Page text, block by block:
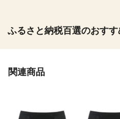
ふるさと納税百選のおす
関連商品